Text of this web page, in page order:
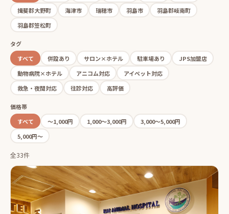
揖斐郡大野町
海津市 瑞穂市 羽島市
羽島郡岐南町
羽島郡笠松町
タグ
すべて
併設あり サロン×ホテル 駐車場あり
JPS加盟店
動物病院×ホテル
アニコム対応
アイペット対応
救急・夜間対応
往診対応 高評価
価格帯
すべて
〜1,000円 1,000〜3,000円
3,000〜5,000円
5,000円〜
全33件